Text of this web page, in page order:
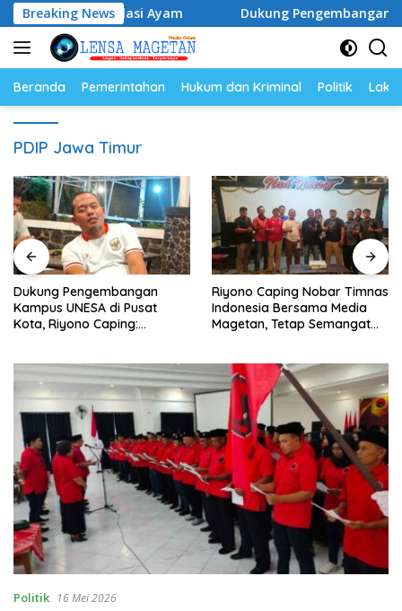
Langsung
ke
konten
Breaking News
Populasi Ayam Dukung Pengembangan Kampus
Beranda Pemerintahan Hukum dan Kriminal Politik
PDIP Jawa Timur
Dukung Pengembangan
Kampus UNESA di Pusat
Kota, Riyono Caping:
Riyono Caping Nobar Timnas
Indonesia Bersama Media
Magetan, Tetap Semangat
Politik 16 Mei 2026